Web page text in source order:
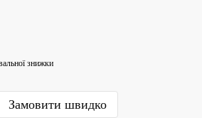
знижки
Замовити швидко